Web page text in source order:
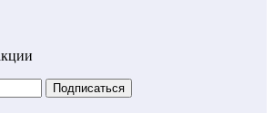
Подписаться